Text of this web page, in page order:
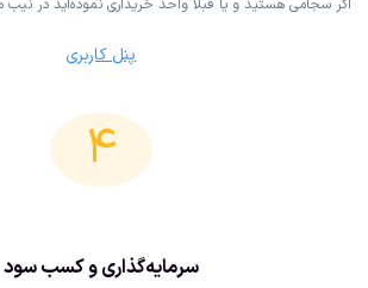
اگر سجامی هستید و یا قبلا واحد خریداری نموده‌اید در نیب
پنل کاربری
۴
سرمایه‌گذاری و کسب سود